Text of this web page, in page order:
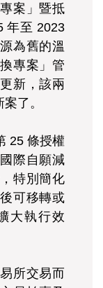
案」暨抵
年至 2023
為舊的溫
專案」管
新，該兩
了。
25 條授權
際自願減
特別簡化
可移轉或
大執行效
所交易而